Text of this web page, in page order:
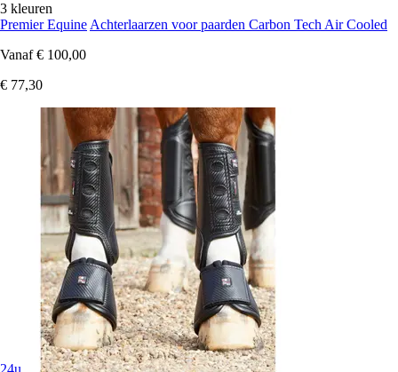
3 kleuren
Premier Equine Achterlaarzen voor paarden Carbon Tech Air Cooled
Vanaf € 100,00
€ 77,30